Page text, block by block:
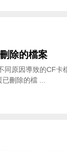
除的檔案
同原因導致的CF卡
刪除的檔 ...